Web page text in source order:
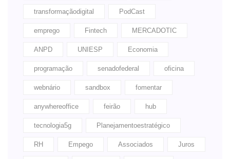
transformaçãodigital PodCast
emprego Fintech MERCADOTIC
ANPD UNIESP Economia
programação senadofederal oficina
webnário sandbox fomentar
anywhereoffice feirão hub
tecnologia5g Planejamentoestratégico
RH Empego Associados Juros